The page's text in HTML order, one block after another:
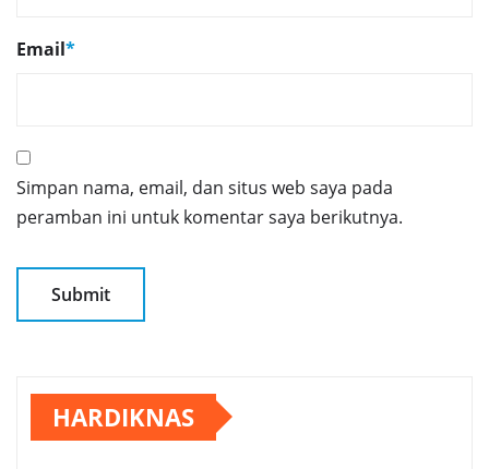
Email*
Simpan nama, email, dan situs web saya pada
peramban ini untuk komentar saya berikutnya.
HARDIKNAS